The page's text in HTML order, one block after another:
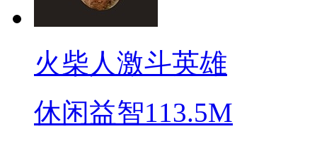
火柴人激斗英雄
休闲益智113.5M